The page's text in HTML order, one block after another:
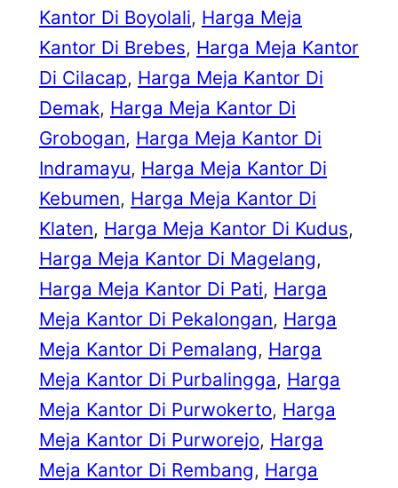
Kantor Di Boyolali, Harga Meja
Kantor Di Brebes, Harga Meja Kantor
Di Cilacap, Harga Meja Kantor Di
Demak, Harga Meja Kantor Di
Grobogan, Harga Meja Kantor Di
Indramayu, Harga Meja Kantor Di
Kebumen, Harga Meja Kantor Di
Klaten, Harga Meja Kantor Di Kudus
Harga Meja Kantor Di Magelang
Harga Meja Kantor Di Pati, Harga
Meja Kantor Di Pekalongan, Harga
Meja Kantor Di Pemalang, Harga
Meja Kantor Di Purbalingga, Harga
Meja Kantor Di Purwokerto, Harga
Meja Kantor Di Purworejo, Harga
Meja Kantor Di Rembang, Harga